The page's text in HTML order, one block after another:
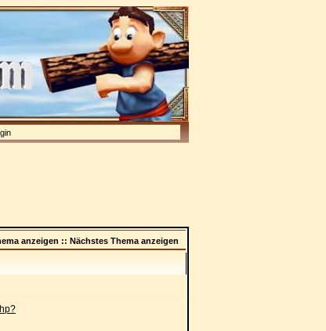
anzeigen :: Nächstes Thema anzeigen